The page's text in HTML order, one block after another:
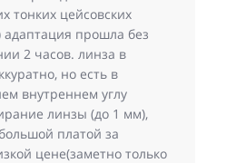
тонких цейсовских
адаптация прошла без
2 часов. линза в
но есть в
внутреннем углу
линзы (до 1 мм),
платой за
цене(заметно только